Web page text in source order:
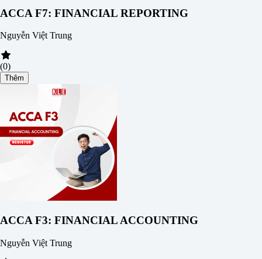
ACCA F7: FINANCIAL REPORTING
Nguyễn Việt Trung
(0)
Thêm
ACCA F3: FINANCIAL ACCOUNTING
Nguyễn Việt Trung